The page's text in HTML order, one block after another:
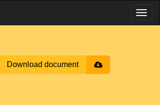
Download document